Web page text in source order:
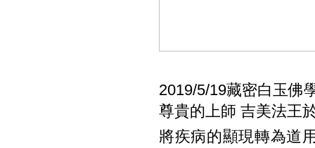
2019/5/19藏密白玉佛
尊貴的上師 吉美法王
將疾病的顯現轉為道